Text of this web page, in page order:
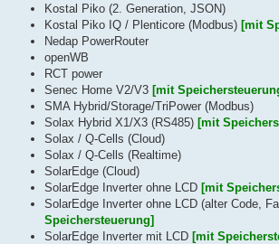
Kostal Piko (2. Generation, JSON)
Kostal Piko IQ / Plenticore (Modbus) [mit
Nedap PowerRouter
openWB
RCT power
Senec Home V2/V3 [mit
SMA Hybrid/Storage/TriPower (Modbus)
Solax Hybrid X1/X3 (RS485) [mit
Solax / Q-Cells (Cloud)
Solax / Q-Cells (Realtime)
SolarEdge (Cloud)
SolarEdge Inverter ohne LCD [mit
SolarEdge Inverter ohne LCD (alter Code,
Speichersteuerung]
SolarEdge Inverter mit LCD [mit